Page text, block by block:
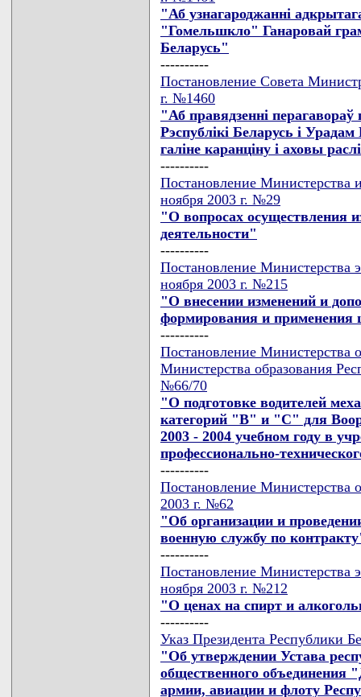
"Аб узнагароджаннi
"Гомельшкло" Ганаровай
Беларусь"
----------
Постановление Совета
г. №1460
"Аб правядзеннi
Рэспублiкi Беларусь i Урадам
галiне каранцiну i аховы
----------
Постановление Министерства
ноября 2003 г. №29
"О вопросах осуществления
деятельности"
----------
Постановление Министерства
ноября 2003 г. №215
"О внесении изменений и
формирования и применения
----------
Постановление Министерства
Министерства образования
№66/70
"О подготовке водителей
категорий "В" и "С" для
2003 - 2004 учебном году в
профессионально-
----------
Постановление Министерства
2003 г. №62
"Об организации и
военную службу по
----------
Постановление Министерства
ноября 2003 г. №212
"О ценах на спирт и
----------
Указ Президента Республики
"Об утверждении Устава
общественного объединения
армии, авиации и флоту